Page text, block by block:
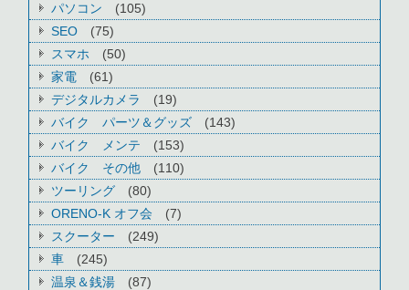
パソコン
(105)
SEO
(75)
スマホ
(50)
家電
(61)
デジタルカメラ
(19)
バイク パーツ＆グッズ
(143)
バイク メンテ
(153)
バイク その他
(110)
ツーリング
(80)
ORENO-K オフ会
(7)
スクーター
(249)
車
(245)
温泉＆銭湯
(87)